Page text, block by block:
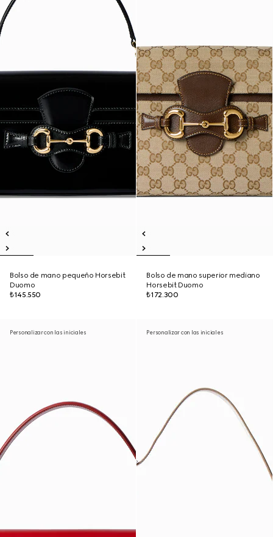
Bolso de mano pequeño Horsebit
Duomo
₺145.550
Bolso de mano superior mediano
Horsebit Duomo
₺172.300
Personalizar con las iniciales Personalizar con las iniciales